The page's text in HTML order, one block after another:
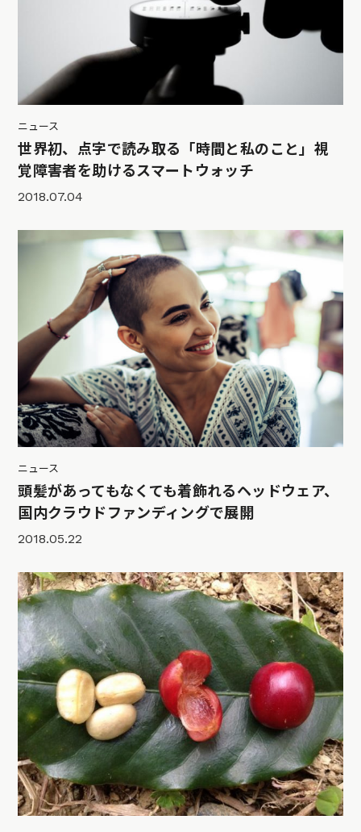
ニュース
世界初、点字で読み取る「時間と私のこと」視
覚障害者を助けるスマートウォッチ
2018.07.04
ニュース
頭髪があってもなくても着飾れるヘッドウェア、
国内クラウドファンディングで展開
2018.05.22